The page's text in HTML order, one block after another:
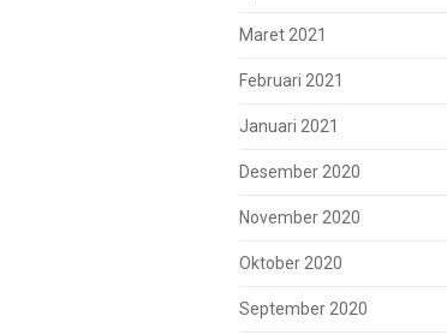
Maret 2021
Februari 2021
Januari 2021
Desember 2020
November 2020
Oktober 2020
September 2020